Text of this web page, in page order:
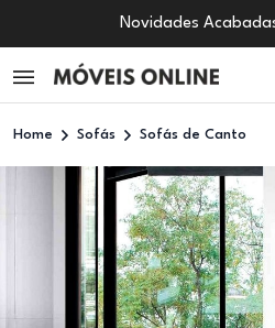
Novidades
Home Sofás Sofás de Canto